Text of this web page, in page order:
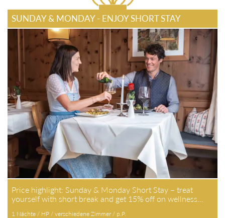
SUNDAY & MONDAY - ENJOY SHORT STAY
Price highlight: Sunday & Monday Short Stay – treat
yourself with short break and get 15% off on wellness…
1 Nächte / HP / verschiedene Zimmer / p.P.